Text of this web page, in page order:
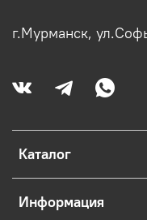
Каталог
Информация
г.Мурманск,